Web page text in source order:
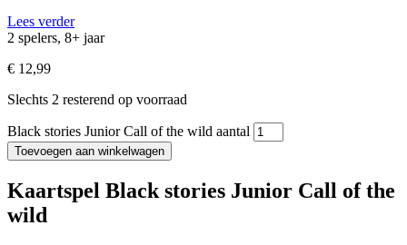
Lees verder
2 spelers, 8+ jaar
€ 12,99
Slechts 2 resterend op voorraad
Black stories Junior Call of the wild aantal
Toevoegen aan winkelwagen
Kaartspel Black stories Junior Call of the
wild